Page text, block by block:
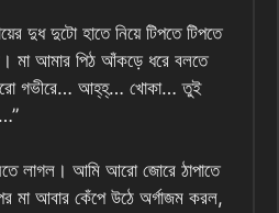
দুধ দুটো হাতে নিয়ে টিপতে টিপতে
মা আমার পিঠ আঁকড়ে ধরে বলতে
গভীরে… আহ্‌হ্‌… খোকা… তুই
লাগল। আমি আরো জোরে ঠাপাতে
মা আবার কেঁপে উঠে অর্গাজম করল,